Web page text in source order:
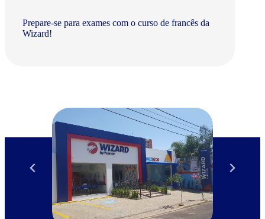
Prepare-se para exames com o curso de francês da
Wizard!